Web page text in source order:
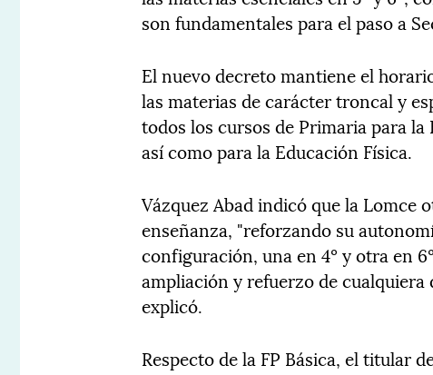
son fundamentales para el paso a
El nuevo decreto mantiene el
las materias de carácter troncal y
todos los cursos de Primaria para
así como para la Educación Física.
Vázquez Abad indicó que la Lomce
enseñanza, "reforzando su
configuración, una en 4º y otra en
ampliación y refuerzo de
explicó.
Respecto de la FP Básica, el titular